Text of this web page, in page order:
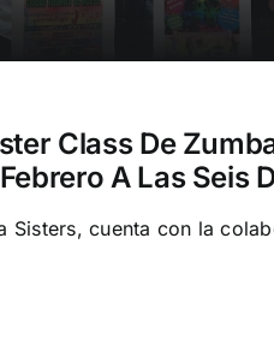
Class De
A Las Seis
Sisters, cuenta con la